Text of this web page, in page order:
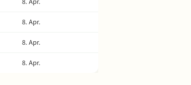
8. Apr.
8. Apr.
8. Apr.